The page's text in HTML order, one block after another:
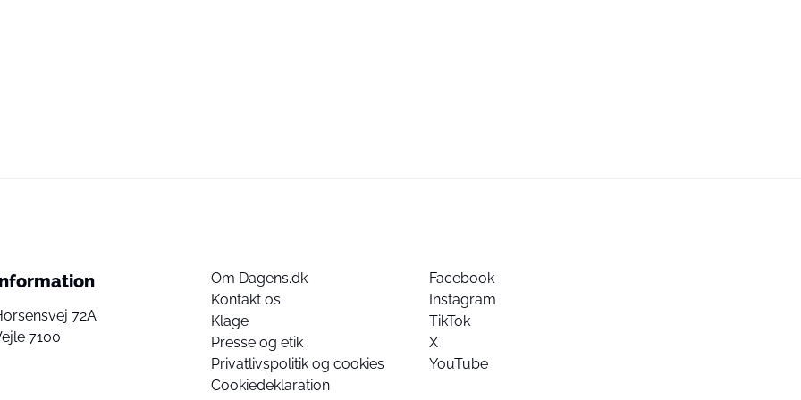
72A
7100
Om Dagens.dk
Kontakt os
Klage
Presse og etik
Privatlivspolitik og cookies
Cookiedeklaration
Facebook
Instagram
TikTok
X
YouTube